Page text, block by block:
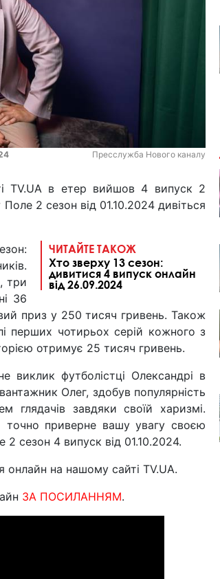
Пресслужба Нового каналу
TV.UA в етер вийшов 4 випуск 2
2 сезон від 01.10.2024 дивіться
ЧИТАЙТЕ ТАКОЖ
Хто зверху 13 сезон:
дивитися 4 випуск онлайн
від 26.09.2024
три
36
приз у 250 тисяч гривень. Також
перших чотирьох серій кожного з
отримує 25 тисяч гривень.
виклик футболістці Олександрі в
Олег, здобув популярність
глядачів завдяки своїй харизмі.
приверне вашу увагу своєю
сезон 4 випуск від 01.10.2024.
онлайн на нашому сайті TV.UA.
ЗА ПОСИЛАННЯМ.